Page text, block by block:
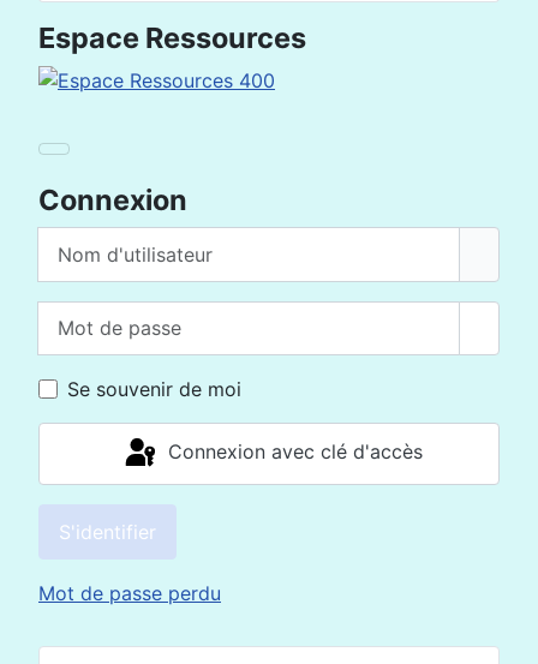
Espace Ressources
Connexion
Se souvenir de moi
Connexion avec clé d'accès
S'identifier
Mot de passe perdu